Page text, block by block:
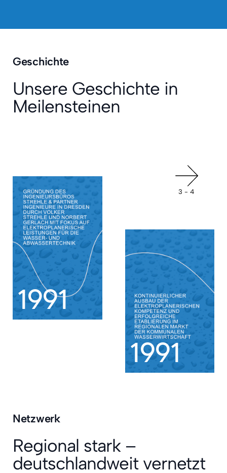
Geschichte
Unsere Geschichte in
Meilensteinen
1991
1991
3 - 4
Netzwerk
Regional stark –
deutschlandweit vernetzt